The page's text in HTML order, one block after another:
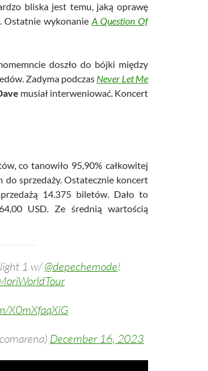
bliska jest temu, jaką oprawę
wykonanie A Question Of
doszło do bójki między
Zadyma podczas Never Let Me
musiał interweniować. Koncert
co tanowiło 95,90% całkowitej
sprzedaży. Ostatecznie koncert
14.375 biletów. Dało to
USD. Ze średnią wartością
1 w/@depechemode!
X0mXfaqXiG
December 16, 2023